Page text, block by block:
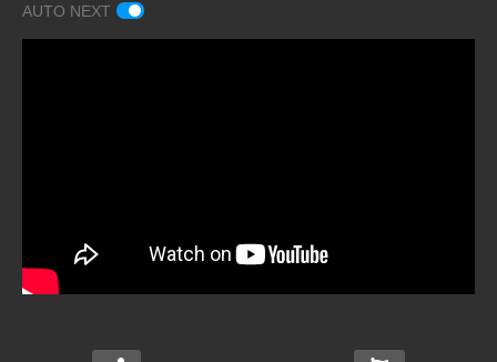
AUTO NEXT